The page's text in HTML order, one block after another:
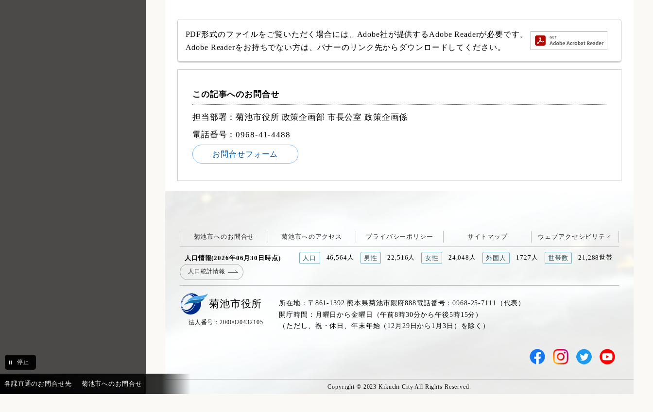
停止
PDF形式のファイルをご覧いただく場合には、Adobe社が提供するAdobe Readerが必要です。
Adobe Readerをお持ちでない方は、バナーのリンク先からダウンロードしてください。
この記事へのお問合せ
担当部署：菊池市役所 政策企画部 市長公室 政策企画係
電話番号：0968-41-4488
お問合せフォーム
菊池市へのお問合せ 菊池市へのアクセス プライバシーポリシー サイトマップ ウェブアクセシビリティ
人口情報(2026年06月30日時点) 人口 46,564人 男性 22,516人 女性 24,048人 外国人 1727人 世帯数 21,288世帯
人口統計情報
菊池市役所
法人番号：2000020432105
所在地：〒861-1392 熊本県菊池市隈府888電話番号：0968-25-7111
（代表）
開庁時間：月曜日から金曜日（午前8時30分から午後5時15分）
（ただし、祝・休日、年末年始（12月29日から1月3日）を除く）
Copyright © 2023 Kikuchi City All Rights Reserved.
各課直通のお問合せ先 菊池市へのお問合せ